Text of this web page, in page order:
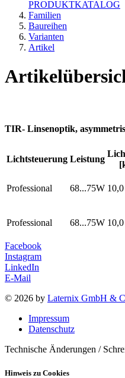
PRODUKTKATALOG
Familien
Baureihen
Varianten
Artikel
TIR- Linsenoptik,
Lichtsteuerung Leistung
Professional 68...75W
Professional 68...75W
Facebook
Instagram
LinkedIn
E-Mail
© 2026 by Laternix GmbH &
Impressum
Datenschutz
Technische Änderungen /
Hinweis zu Cookies